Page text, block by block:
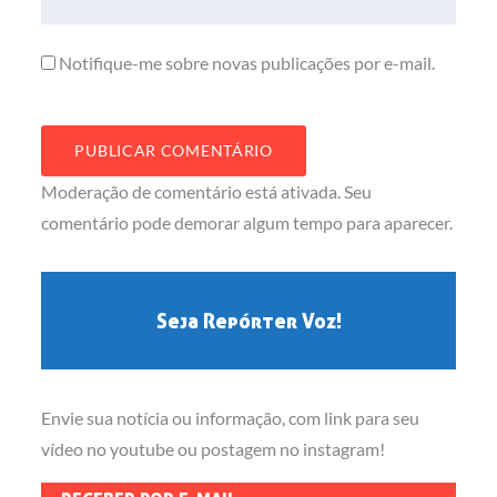
Notifique-me sobre novas publicações por e-mail.
Moderação de comentário está ativada. Seu
comentário pode demorar algum tempo para aparecer.
Seja Repórter Voz!
Envie sua notícia ou informação, com link para seu
vídeo no youtube ou postagem no instagram!